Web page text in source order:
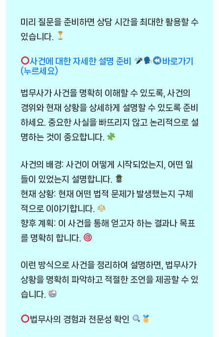
미리 질문을 준비하면 상담 시간을 최대한 활용할 수
있습니다.
사건에 대한 자세한 설명 준비
바로가기
(누르세요)
법무사가 사건을 명확히 이해할 수 있도록, 사건의
경위와 현재 상황을 상세하게 설명할 수 있도록 준비
하세요. 중요한 사실을 빠뜨리지 않고 논리적으로 설
명하는 것이 중요합니다.
사건의 배경: 사건이 어떻게 시작되었는지, 어떤 일
들이 있었는지 설명합니다.
현재 상황: 현재 어떤 법적 문제가 발생했는지 구체
적으로 이야기합니다.
향후 계획: 이 사건을 통해 얻고자 하는 결과나 목표
를 명확히 합니다.
이런 방식으로 사건을 정리하여 설명하면, 법무사가
상황을 명확히 파악하고 적절한 조언을 제공할 수 있
습니다.
법무사의 경험과 전문성 확인